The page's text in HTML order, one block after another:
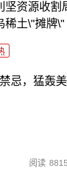
坚资源收割
稀土\"摊牌\"
忌，猛轰美
阅读 8815